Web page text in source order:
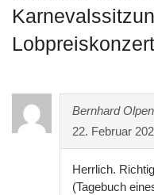
Bernhard Olpen
22. Februar
Herrlich.
(Tagebuch